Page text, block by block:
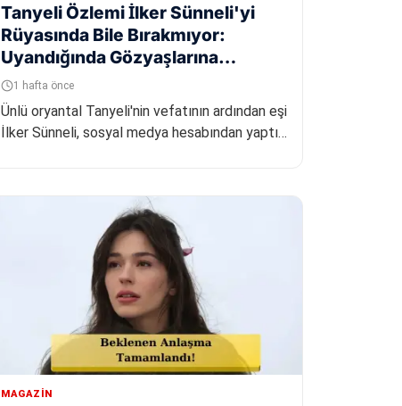
Tanyeli Özlemi İlker Sünneli'yi
Rüyasında Bile Bırakmıyor:
Uyandığında Gözyaşlarına
Boğuldu
1 hafta önce
Ünlü oryantal Tanyeli'nin vefatının ardından eşi
İlker Sünneli, sosyal medya hesabından yaptığı
MAGAZIN